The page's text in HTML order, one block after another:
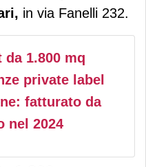
in via Fanelli 232.
1.800 mq
private label
fatturato da
nel 2024